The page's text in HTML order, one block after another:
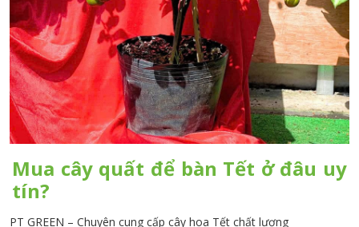
Mua cây quất để bàn Tết ở đâu uy
tín?
PT GREEN – Chuyên cung cấp cây hoa Tết chất lượng